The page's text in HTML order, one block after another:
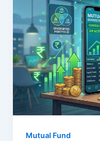
Mutual Fund